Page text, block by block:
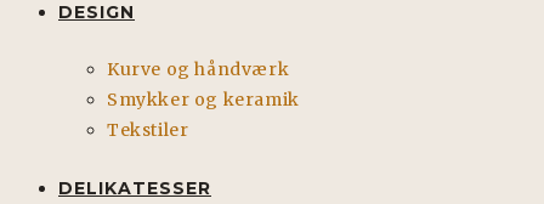
DESIGN
Kurve og håndværk
Smykker og keramik
Tekstiler
DELIKATESSER